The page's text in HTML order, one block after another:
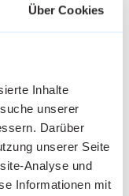
Über Cookies
Inhalte
unserer
Darüber
unserer Seite
Analyse und
Informationen mit
im B2C-
Social Media